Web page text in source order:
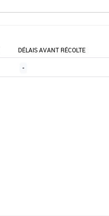
DÉLAIS AVANT RÉCOLTE
-